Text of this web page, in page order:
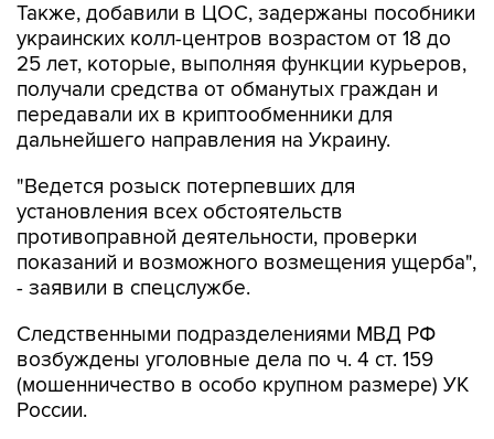
Также, добавили в ЦОС, задержаны пособники
украинских колл-центров возрастом от 18 до
25 лет, которые, выполняя функции курьеров,
получали средства от обманутых граждан и
передавали их в криптообменники для
дальнейшего направления на Украину.
"Ведется розыск потерпевших для
установления всех обстоятельств
противоправной деятельности, проверки
показаний и возможного возмещения ущерба",
- заявили в спецслужбе.
Следственными подразделениями МВД РФ
возбуждены уголовные дела по ч. 4 ст. 159
(мошенничество в особо крупном размере) УК
России.